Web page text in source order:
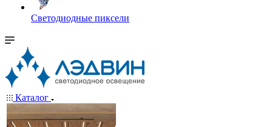
Светодиодные пиксели
Каталог